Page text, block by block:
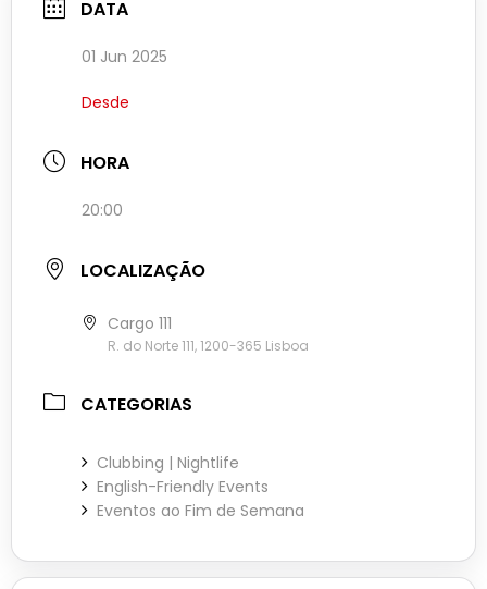
DATA
01 Jun 2025
Desde
HORA
20:00
LOCALIZAÇÃO
Cargo 111
R. do Norte 111, 1200-365 Lisboa
CATEGORIAS
Clubbing | Nightlife
English-Friendly Events
Eventos ao Fim de Semana